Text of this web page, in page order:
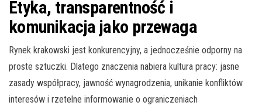
Etyka, transparentność i
komunikacja jako przewaga
Rynek krakowski jest konkurencyjny, a jednocześnie odporny na
proste sztuczki. Dlatego znaczenia nabiera kultura pracy: jasne
zasady współpracy, jawność wynagrodzenia, unikanie konfliktów
interesów i rzetelne informowanie o ograniczeniach